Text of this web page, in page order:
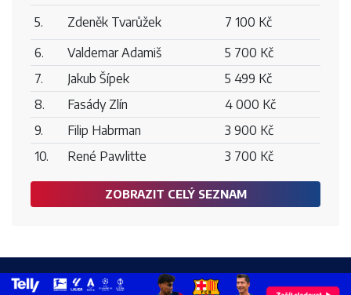
5. Zdeněk Tvarůžek
7 100 Kč
6.
Valdemar Adamiš
5 700 Kč
7.
Jakub Šípek
5 499 Kč
8.
Fasády Zlín
4 000 Kč
9.
Filip Habrman
3 900 Kč
10.
René Pawlitte 3 700 Kč
ZOBRAZIT CELÝ SEZNAM